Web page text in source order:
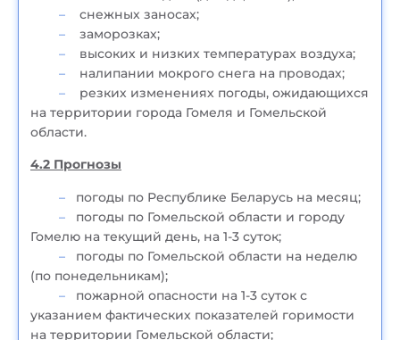
снежных заносах;
заморозках;
высоких и низких температурах воздуха;
налипании мокрого снега на проводах;
резких изменениях погоды, ожидающихся
на территории города Гомеля и Гомельской
области.
4.2 Прогнозы
погоды по Республике Беларусь на месяц;
погоды по Гомельской области и городу
Гомелю на текущий день, на 1-3 суток;
погоды по Гомельской области на неделю
(по понедельникам);
пожарной опасности на 1-3 суток с
указанием фактических показателей горимости
на территории Гомельской области;